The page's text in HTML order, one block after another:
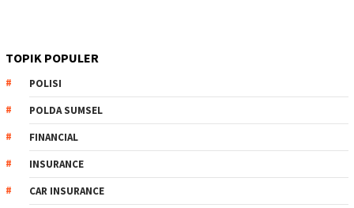
TOPIK POPULER
POLISI
POLDA SUMSEL
FINANCIAL
INSURANCE
CAR INSURANCE